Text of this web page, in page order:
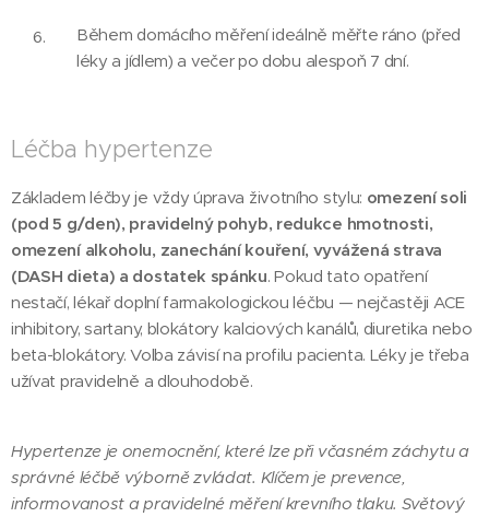
Během domácího měření ideálně měřte ráno (před
léky a jídlem) a večer po dobu alespoň 7 dní.
Léčba hypertenze
Základem léčby je vždy úprava životního stylu: omezení soli
(pod 5 g/den), pravidelný pohyb, redukce hmotnosti,
omezení alkoholu, zanechání kouření, vyvážená strava
(DASH dieta) a dostatek spánku. Pokud tato opatření
nestačí, lékař doplní farmakologickou léčbu — nejčastěji ACE
inhibitory, sartany, blokátory kalciových kanálů, diuretika nebo
beta-blokátory. Volba závisí na profilu pacienta. Léky je třeba
užívat pravidelně a dlouhodobě.
Hypertenze je onemocnění, které lze při včasném záchytu a
správné léčbě výborně zvládat. Klíčem je prevence,
informovanost a pravidelné měření krevního tlaku. Světový